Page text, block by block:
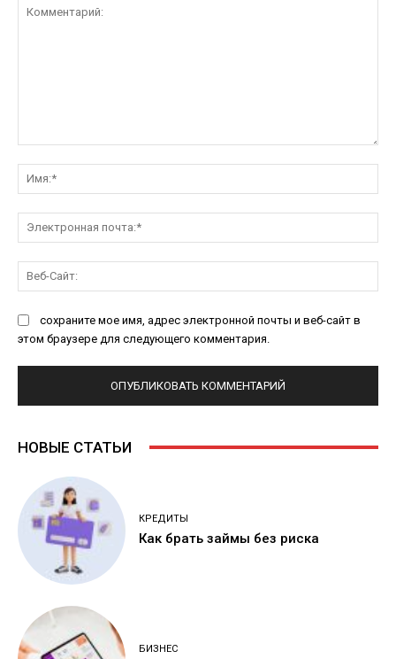
сохраните мое имя, адрес электронной почты и веб-сайт в
этом браузере для следующего комментария.
НОВЫЕ СТАТЬИ
КРЕДИТЫ
Как брать займы без риска
БИЗНЕС